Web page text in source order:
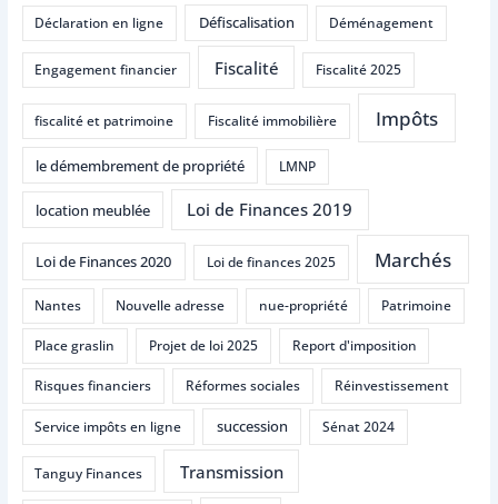
Déclaration en ligne Défiscalisation Déménagement
Engagement financier Fiscalité Fiscalité 2025
fiscalité et patrimoine Fiscalité immobilière Impôts
le démembrement de propriété LMNP
location meublée Loi de Finances 2019
Loi de Finances 2020 Loi de finances 2025 Marchés
Nantes Nouvelle adresse nue-propriété Patrimoine
Place graslin Projet de loi 2025 Report d'imposition
Risques financiers Réformes sociales Réinvestissement
Service impôts en ligne succession Sénat 2024
Tanguy Finances Transmission